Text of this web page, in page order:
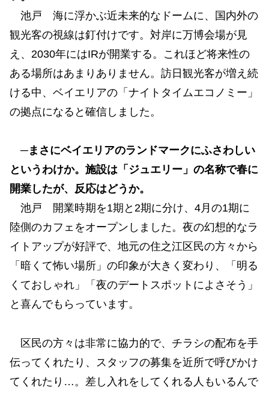
池戸 海に浮かぶ近未来的なドームに、国内外の
観光客の視線は釘付けです。対岸に万博会場が見
え、2030年にはIRが開業する。これほど将来性の
ある場所はあまりありません。訪日観光客が増え続
ける中、ベイエリアの「ナイトタイムエコノミー」
の拠点になると確信しました。
─まさにベイエリアのランドマークにふさわしい
というわけか。施設は「ジュエリー」の名称で春に
開業したが、反応はどうか。
池戸 開業時期を1期と2期に分け、4月の1期に
陸側のカフェをオープンしました。夜の幻想的なラ
イトアップが好評で、地元の住之江区民の方々から
「暗くて怖い場所」の印象が大きく変わり、「明る
くておしゃれ」「夜のデートスポットによさそう」
と喜んでもらっています。
区民の方々は非常に協力的で、チラシの配布を手
伝ってくれたり、スタッフの募集を近所で呼びかけ
てくれたり…。差し入れをしてくれる人もいるんで